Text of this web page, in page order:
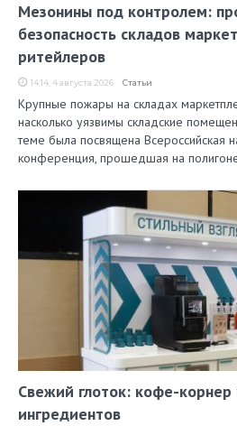
Мезонины под контролем:
безопасность складов
ритейлеров
14:14, 4 августа 2026 Статьи
Крупные пожары на складах
насколько уязвимы складские
теме была посвящена Всероссийская
конференция, прошедшая на
Свежий глоток: кофе-
ингредиентов